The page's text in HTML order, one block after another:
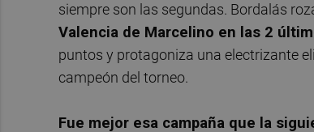
siempre son las segundas. Bordalás
Valencia de Marcelino en las 2
puntos y protagoniza una electrizante
campeón del torneo.
Fue mejor esa campaña que la